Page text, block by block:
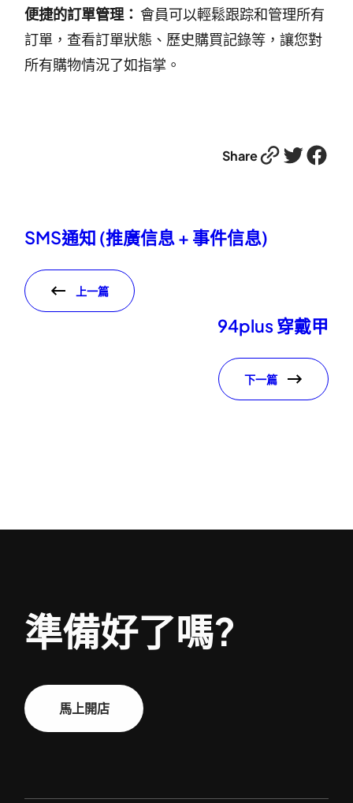
便捷的訂單管理： 會員可以輕鬆跟踪和管理所有
訂單，查看訂單狀態、歷史購買記錄等，讓您對
所有購物情況了如指掌。
ShareLink Twitter Facebook
SMS通知 (推廣信息 + 事件信息)
上一篇
94plus 穿戴甲
下一篇
準備好了嗎?
馬上開店